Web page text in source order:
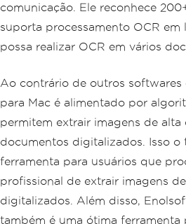
comunicação. Ele reconhece
suporta processamento OCR em
possa realizar OCR em vários
Ao contrário de outros softwares
para Mac é alimentado por
permitem extrair imagens de alta
documentos digitalizados. Isso o
ferramenta para usuários que
profissional de extrair imagens
digitalizados. Além disso,
também é uma ótima ferramenta